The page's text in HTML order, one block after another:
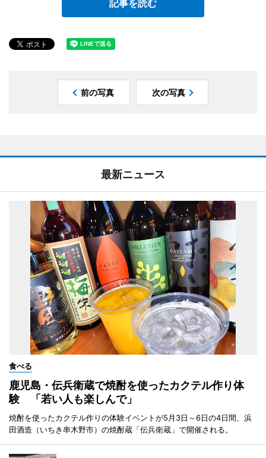
記事を読む
前の写真 次の写真
最新ニュース
食べる
鹿児島・伝兵衛蔵で焼酎を使ったカクテル作り体
験 「若い人も楽しんで」
焼酎を使ったカクテル作りの体験イベントが5月3日～6日の4日間、浜
田酒造（いちき串木野市）の焼酎蔵「伝兵衛蔵」で開催される。